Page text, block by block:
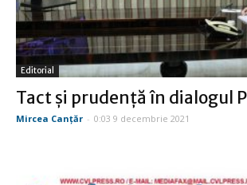
Editorial
Tact şi prudenţă în dialogul
Mircea Canţăr - 0:03 9 decembrie 2021